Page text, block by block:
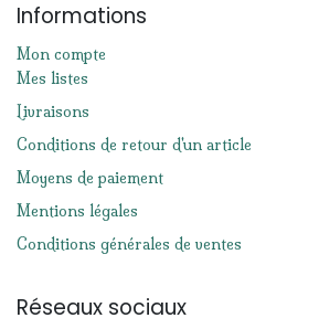
Informations
Mon compte
Mes listes
Livraisons
Conditions de retour d'un article
Moyens de paiement
Mentions légales
Conditions générales de ventes
Réseaux sociaux